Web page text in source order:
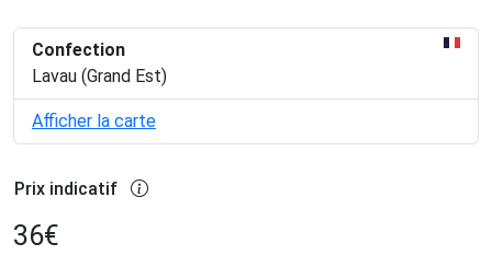
Confection
Lavau (Grand Est)
Afficher la carte
Prix indicatif
36€